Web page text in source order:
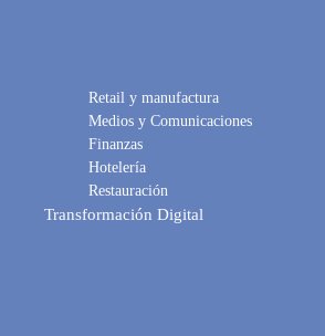
Retail y manufactura
Medios y Comunicaciones
Finanzas
Hotelería
Restauración
Transformación Digital